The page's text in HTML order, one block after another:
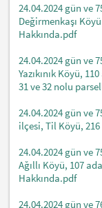
24.04.2024 gün ve
Değirmenkaşı
Hakkında.pdf
24.04.2024 gün ve
Yazıkınık Köyü,
31 ve 32 nolu
24.04.2024 gün ve
ilçesi, Til Köyü,
24.04.2024 gün ve
Ağıllı Köyü, 107
Hakkında.pdf
24.04.2024 gün ve